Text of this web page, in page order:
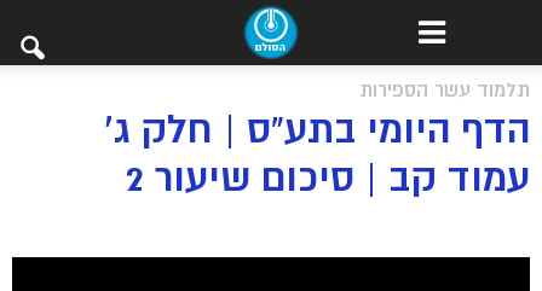
תלמוד עשר הספירות
הדף היומי בתע”ס | חלק ג’
עמוד קב | סיכום שיעור 2